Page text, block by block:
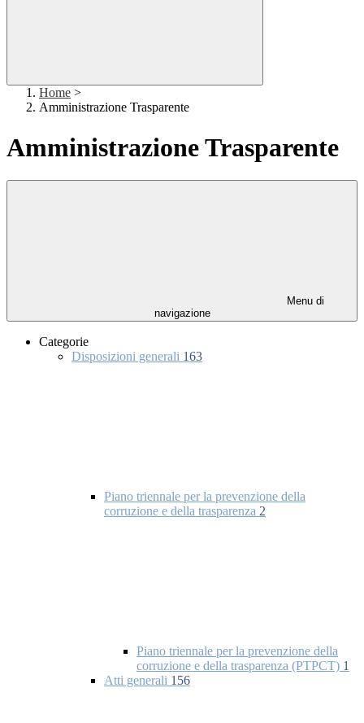
Home >
Amministrazione Trasparente
Amministrazione Trasparente
Menu di
navigazione
Categorie
Disposizioni generali 163
Piano triennale per la prevenzione della
corruzione e della trasparenza 2
Piano triennale per la prevenzione della
corruzione e della trasparenza (PTPCT) 1
Atti generali 156